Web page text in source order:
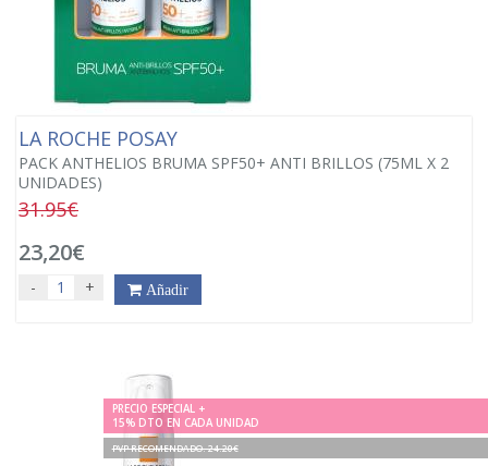
LA ROCHE POSAY
PACK ANTHELIOS BRUMA SPF50+ ANTI BRILLOS (75ML X 2
UNIDADES)
31.95€
23,20€
- + Añadir
PRECIO ESPECIAL +
15% DTO EN CADA UNIDAD
PVP RECOMENDADO. 24.20€